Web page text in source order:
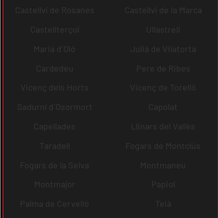
Castellví de Rosanes
Castellví de la Marca
Castellterçol
Ullastrell
Maria d´Oló
Julià de Vilatorta
Cardedeu
Pere de Ribes
Vicenç dels Horts
Vicenç de Torelló
Sadurní d´Osormort
Capolat
Capellades
Llinars del Vallès
Taradell
Fogars de Montclús
Fogars de la Selva
Montmaneu
Montmajor
Papiol
Palma de Cervelló
Teià